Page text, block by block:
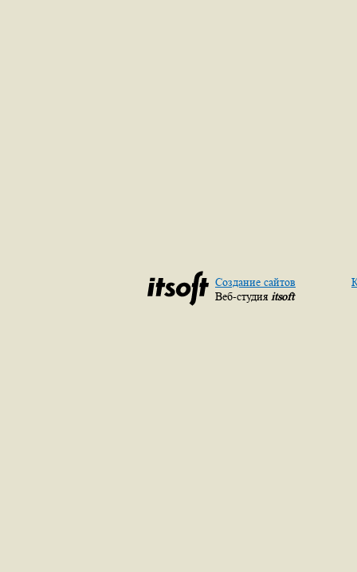
Создание сайтов
Веб-студия itsoft